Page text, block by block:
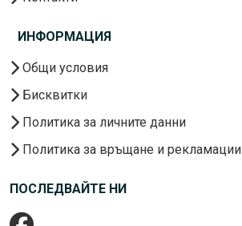
ИНФОРМАЦИЯ
Общи условия
Бисквитки
Политика за личните данни
Политика за връщане и рекламации
ПОСЛЕДВАЙТЕ НИ